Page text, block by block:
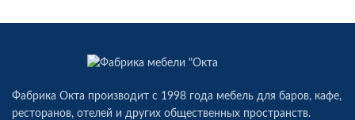
Фабрика Окта производит c 1998 года мебель для баров, кафе,
ресторанов, отелей и других общественных пространств.